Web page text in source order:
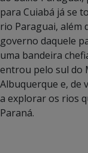
para Cuiabá já se
rio Paraguai, além
governo daquele
uma bandeira
entrou pelo sul do
Albuquerque e, de
a explorar os rios
Paraná.